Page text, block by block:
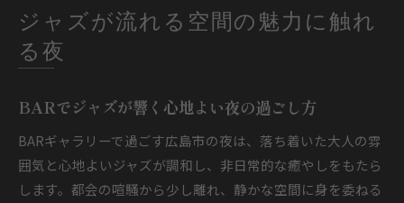
ジャズが流れる空間の魅力に触れ
る夜
BARでジャズが響く心地よい夜の過ごし方
BARギャラリーで過ごす広島市の夜は、落ち着いた大人の雰
囲気と心地よいジャズが調和し、非日常的な癒やしをもたら
します。都会の喧騒から少し離れ、静かな空間に身を委ねる